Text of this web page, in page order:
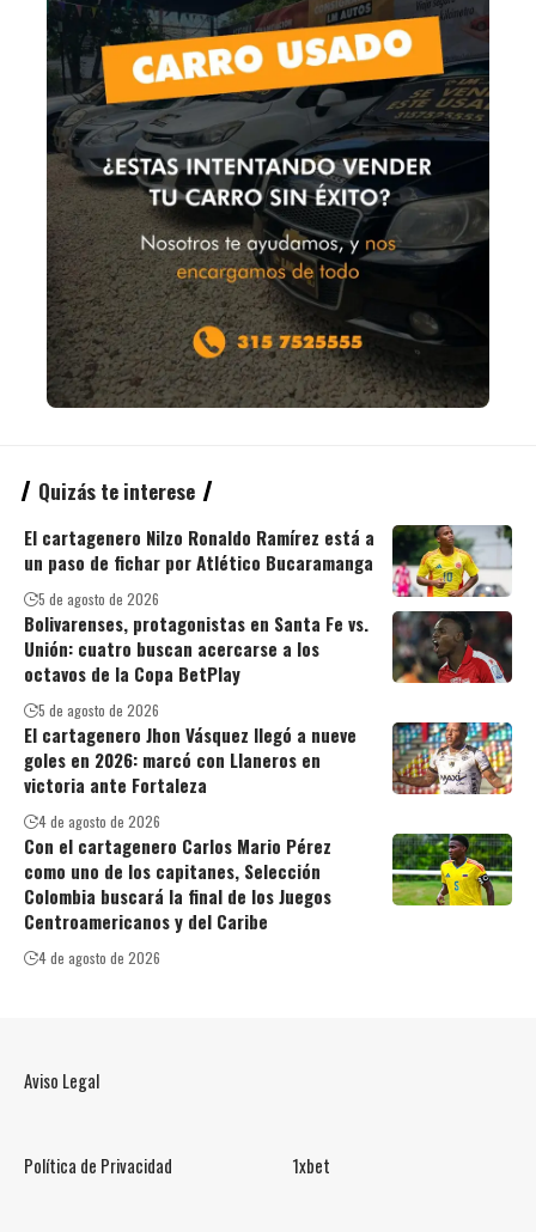
Quizás te interese
El cartagenero Nilzo Ronaldo Ramírez está a
un paso de fichar por Atlético Bucaramanga
5 de agosto de 2026
Bolivarenses, protagonistas en Santa Fe vs.
Unión: cuatro buscan acercarse a los
octavos de la Copa BetPlay
5 de agosto de 2026
El cartagenero Jhon Vásquez llegó a nueve
goles en 2026: marcó con Llaneros en
victoria ante Fortaleza
4 de agosto de 2026
Con el cartagenero Carlos Mario Pérez
como uno de los capitanes, Selección
Colombia buscará la final de los Juegos
Centroamericanos y del Caribe
4 de agosto de 2026
Aviso Legal
Política de Privacidad 1xbet